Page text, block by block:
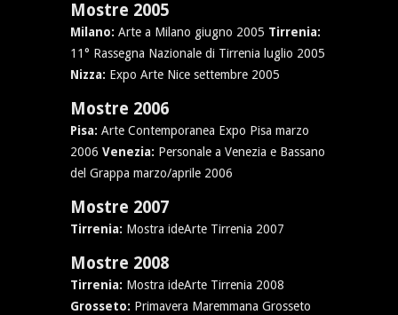
Mostre 2005
Milano: Arte a Milano giugno 2005 Tirrenia:
11° Rassegna Nazionale di Tirrenia luglio 2005
Nizza: Expo Arte Nice settembre 2005
Mostre 2006
Pisa: Arte Contemporanea Expo Pisa marzo
2006 Venezia: Personale a Venezia e Bassano
del Grappa marzo/aprile 2006
Mostre 2007
Tirrenia: Mostra ideArte Tirrenia 2007
Mostre 2008
Tirrenia: Mostra ideArte Tirrenia 2008
Grosseto: Primavera Maremmana Grosseto